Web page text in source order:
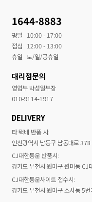
1644-8883
평일
10:00 - 17:00
점심
12:00 - 13:00
휴일 토/일/공휴일
대리점문의
영업부 박성일부장
010-9114-1917
DELIVERY
타 택배 반품 시:
인천광역시 남동구 남동대로
CJ대한통운 반품시:
경기도 부천시 원미구 원미동 CJ
CJ대한통운사이트 접수시:
경기도 부천시 원미구 소사동 5